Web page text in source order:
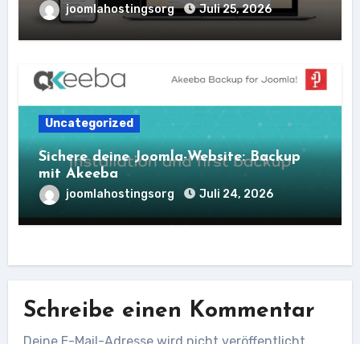
joomlahostingsorg Juli 25, 2026
Uncategorized
Sichere deine Joomla-Website: Backup
mit Akeeba
joomlahostingsorg Juli 24, 2026
Schreibe einen Kommentar